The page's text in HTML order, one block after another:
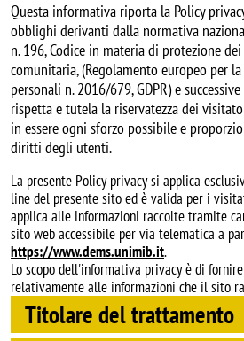
Questa informativa riporta la Policy
obblighi derivanti dalla normativa
n. 196, Codice in materia di protezione
comunitaria, (Regolamento europeo per
personali n. 2016/679, GDPR) e
rispetta e tutela la riservatezza dei
in essere ogni sforzo possibile e
diritti degli utenti.
La presente Policy privacy si applica
line del presente sito ed è valida per i
applica alle informazioni raccolte tramite
sito web accessibile per via telematica a
https://www.dems.unimib.it.
Lo scopo dell'informativa privacy è di
relativamente alle informazioni che il sito
Titolare del trattamento